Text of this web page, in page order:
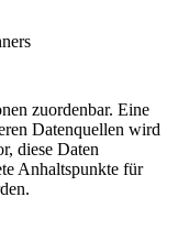
zuordenbar. Eine
Datenquellen wird
diese Daten
Anhaltspunkte für